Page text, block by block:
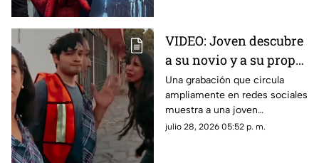
VIDEO: Joven descubre
a su novio y a su propia
madre saliendo de
hotel
Una grabación que circula
ampliamente en redes sociales
muestra a una joven
enfrentando a su pareja y a su
julio 28, 2026 05:52 p. m.